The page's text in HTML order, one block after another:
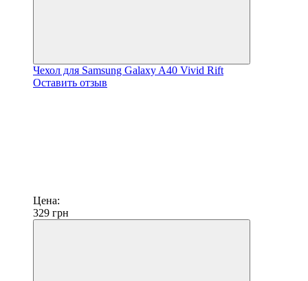
Чехол для Samsung Galaxy A40 Vivid Rift
Оставить отзыв
Цена:
329 грн